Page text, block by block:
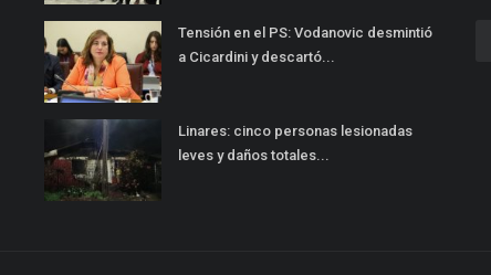
Tensión en el PS: Vodanovic desmintió
a Cicardini y descartó...
Linares: cinco personas lesionadas
leves y daños totales...